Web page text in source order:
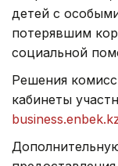
детей с
потерявшим
социальной
Решения
кабинеты